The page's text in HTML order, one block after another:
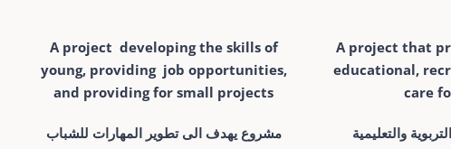
A project developing the skills of
young, providing job opportunities,
and providing for small projects
مشروع يهدف الى تطوير المهارات للشباب
A project that
educational,
care
والتعليمية